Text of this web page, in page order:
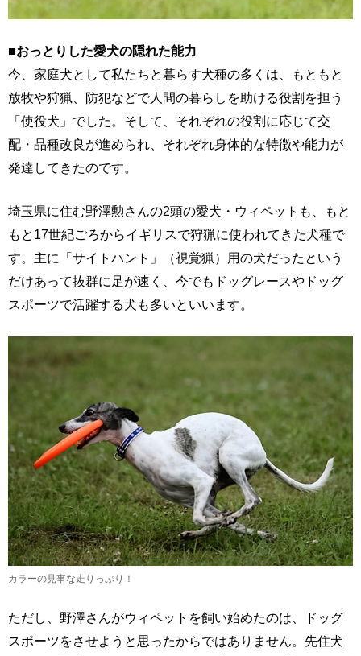
■おっとりした愛犬の隠れた能力
今、家庭犬として私たちと暮らす犬種の多くは、もともと
放牧や狩猟、防犯などで人間の暮らしを助ける役割を担う
「使役犬」でした。そして、それぞれの役割に応じて交
配・品種改良が進められ、それぞれ身体的な特徴や能力が
発達してきたのです。
埼玉県に住む野澤勲さんの2頭の愛犬・ウィペットも、もと
もと17世紀ごろからイギリスで狩猟に使われてきた犬種で
す。主に「サイトハント」（視覚猟）用の犬だったという
だけあって抜群に足が速く、今でもドッグレースやドッグ
スポーツで活躍する犬も多いといいます。
カラーの見事な走りっぷり！
ただし、野澤さんがウィペットを飼い始めたのは、ドッグ
スポーツをさせようと思ったからではありません。先住犬